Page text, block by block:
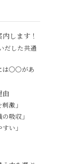
します！
だした共通
〇〇があ
由
激」
吸収」
い」